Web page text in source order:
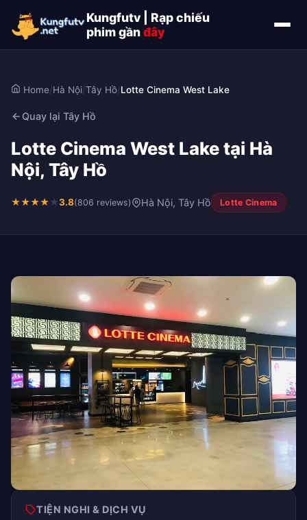
Kungfutv | Rạp chiếu
phim gầnđây
Home/Hà Nội/Tây Hồ/Lotte Cinema West Lake
Quay lại Tây Hồ
Lotte Cinema West Lake tại Hà
Nội, Tây Hồ
★★★★★3.8(806 reviews) Hà Nội, Tây Hồ Lotte Cinema
TIỆN NGHI & DỊCH VỤ